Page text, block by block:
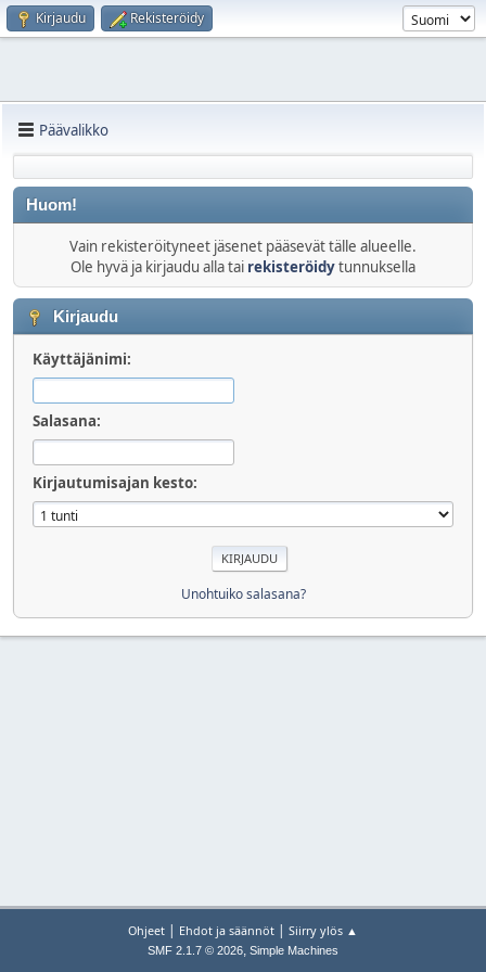
Kirjaudu Rekisteröidy
Päävalikko
Huom!
Vain rekisteröityneet jäsenet pääsevät tälle alueelle.
Ole hyvä ja kirjaudu alla tai rekisteröidytunnuksella
Kirjaudu
Käyttäjänimi:
Salasana:
Kirjautumisajan kesto:
Unohtuiko salasana?
Ohjeet | Ehdot ja säännöt | Siirry ylös ▲
SMF 2.1.7 © 2026, Simple Machines